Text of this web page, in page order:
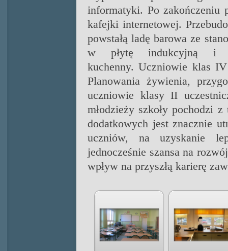
informatyki. Po zakończeniu
kafejki internetowej.
powstałą ladę barowa ze
w płytę indukcyjną i
kuchenny.Uczniowie klas
Planowania żywienia,
uczniowie klasy II
młodzieży szkoły pochodzi
dodatkowych jest znacznie
uczniów, na uzyskanie
jednocześnie szansa na
wpływ na przyszłą karierę